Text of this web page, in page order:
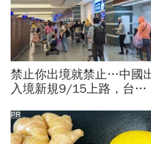
禁止你出境就禁止…中國
入境新規9/15上路，台灣
職業特別注意：前例在這
PR